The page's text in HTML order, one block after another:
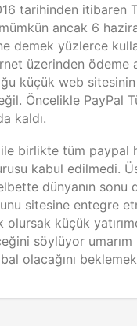
tarihinden itibaren
ancak 6
demek yüzlerce
üzerinden ödeme
küçük web sitesinin
Öncelikle PayPal
kaldı.
birlikte tüm paypal
kabul edilmedi.
dünyanın sonu
sitesine entegre
olursak küçük
söylüyor
olacağını